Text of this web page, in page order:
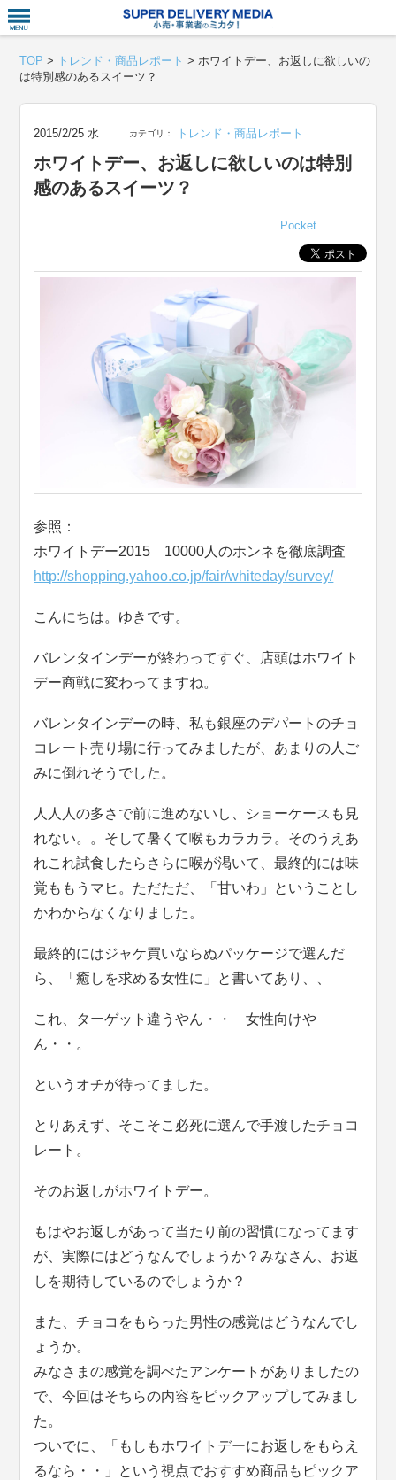
TOP > トレンド・商品レポート >ホワイトデー、お返しに欲しいの
は特別感のあるスイーツ？
2015/2/25 水 カテゴリ： トレンド・商品レポート
ホワイトデー、お返しに欲しいのは特別
感のあるスイーツ？
Pocket
参照：
ホワイトデー2015 10000人のホンネを徹底調査
http://shopping.yahoo.co.jp/fair/whiteday/survey/
こんにちは。ゆきです。
バレンタインデーが終わってすぐ、店頭はホワイト
デー商戦に変わってますね。
バレンタインデーの時、私も銀座のデパートのチョ
コレート売り場に行ってみましたが、あまりの人ご
みに倒れそうでした。
人人人の多さで前に進めないし、ショーケースも見
れない。。そして暑くて喉もカラカラ。そのうえあ
れこれ試食したらさらに喉が渇いて、最終的には味
覚ももうマヒ。ただただ、「甘いわ」ということし
かわからなくなりました。
最終的にはジャケ買いならぬパッケージで選んだ
ら、「癒しを求める女性に」と書いてあり、、
これ、ターゲット違うやん・・ 女性向けや
ん・・。
というオチが待ってました。
とりあえず、そこそこ必死に選んで手渡したチョコ
レート。
そのお返しがホワイトデー。
もはやお返しがあって当たり前の習慣になってます
が、実際にはどうなんでしょうか？みなさん、お返
しを期待しているのでしょうか？
また、チョコをもらった男性の感覚はどうなんでし
ょうか。
みなさまの感覚を調べたアンケートがありましたの
で、今回はそちらの内容をピックアップしてみまし
た。
ついでに、「もしもホワイトデーにお返しをもらえ
るなら・・」という視点でおすすめ商品もピックア